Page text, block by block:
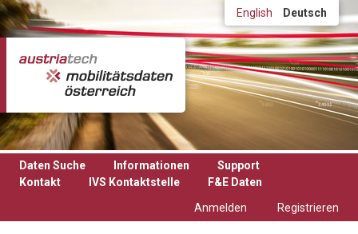
Direkt zum Inhalt English Deutsch
Daten Suche Informationen
Support
Kontakt
IVS Kontaktstelle
F&E Daten
Anmelden
Registrieren